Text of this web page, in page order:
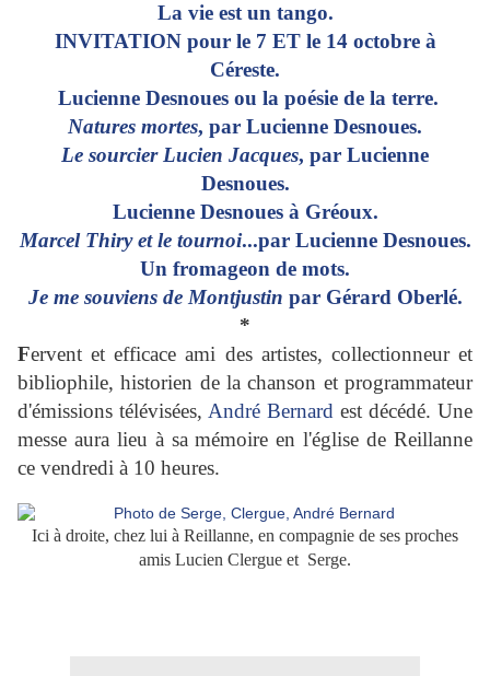
La vie est un tango.
INVITATION pour le 7 ET le 14 octobre à
Céreste.
Lucienne Desnoues ou la poésie de la terre.
Natures mortes, par Lucienne Desnoues.
Le sourcier Lucien Jacques, par Lucienne
Desnoues.
Lucienne Desnoues à Gréoux.
Marcel Thiry et le tournoi...par Lucienne Desnoues.
Un fromageon de mots.
Je me souviens de Montjustin par Gérard Oberlé.
*
Fervent et efficace ami des artistes, collectionneur et
bibliophile, historien de la chanson et programmateur
d'émissions télévisées, André Bernard est décédé. Une
messe aura lieu à sa mémoire en l'église de Reillanne
ce vendredi à 10 heures.
Ici à droite, chez lui à Reillanne, en compagnie de ses proches
amis Lucien Clergue et Serge.